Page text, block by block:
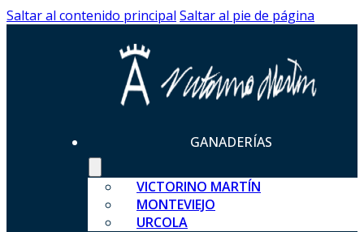
Saltar al contenido principal Saltar al pie de página
GANADERÍAS
VICTORINO MARTÍN
MONTEVIEJO
URCOLA